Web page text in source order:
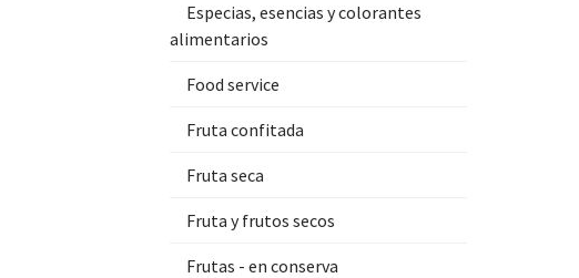
Especias, esencias y colorantes
alimentarios
Food service
Fruta confitada
Fruta seca
Fruta y frutos secos
Frutas - en conserva